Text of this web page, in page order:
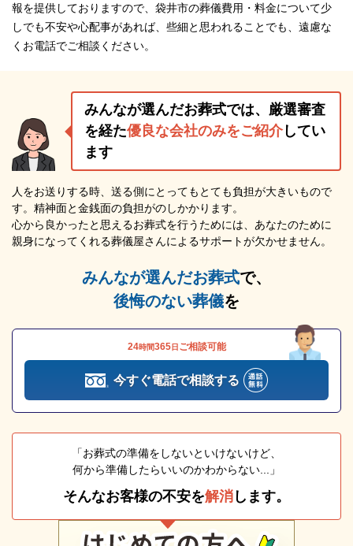
報を提供しておりますので、袋井市の葬儀費用・料金について少
しでも不安や心配事があれば、些細と思われることでも、遠慮な
くお電話でご相談ください。
みんなが選んだお葬式では、厳選審査
を経た優良な会社のみをご紹介してい
ます
人をお送りする時、送る側にとってもとても負担が大きいもので
す。精神面と金銭面の負担がのしかかります。
心から良かったと思えるお葬式を行うためには、あなたのために
親身になってくれる葬儀屋さんによるサポートが欠かせません。
みんなが選んだお葬式で、
後悔のない葬儀を
24時間365日 ご相談可能
今すぐ電話で相談する
「お葬式の準備をしないといけないけど、
何から準備したらいいのかわからない...」
そんなお客様の不安を解消 します。